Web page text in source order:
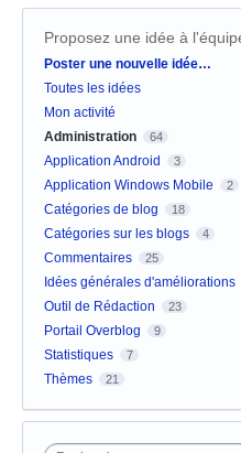
Proposez une idée à
Catégories
Poster une nouvelle idée…
Toutes les idées
Mon activité
Administration
64
Application Android 3
Application Windows Mobile 2
Catégories de blog 18
Catégories sur les blogs 4
Commentaires 25
Idées générales d'améliorations
Outil de Rédaction 23
Portail Overblog 9
Statistiques 7
Thèmes 21